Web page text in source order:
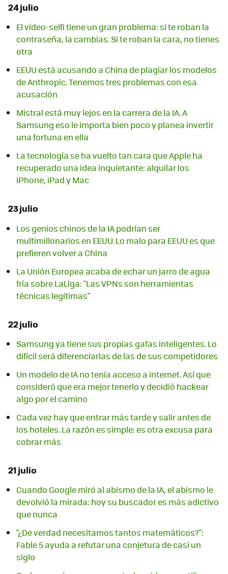
24 julio
El vídeo-selfi tiene un gran problema: si te roban la
contraseña, la cambias. Si te roban la cara, no tienes
otra
EEUU está acusando a China de plagiar los modelos
de Anthropic. Tenemos tres problemas con esa
acusación
Mistral está muy lejos en la carrera de la IA. A
Samsung eso le importa bien poco y planea invertir
una fortuna en ella
La tecnología se ha vuelto tan cara que Apple ha
recuperado una idea inquietante: alquilar los
iPhone, iPad y Mac
23 julio
Los genios chinos de la IA podrían ser
multimillonarios en EEUU. Lo malo para EEUU es que
prefieren volver a China
La Unión Europea acaba de echar un jarro de agua
fría sobre LaLiga: "Las VPNs son herramientas
técnicas legítimas"
22 julio
Samsung ya tiene sus propias gafas inteligentes. Lo
difícil será diferenciarlas de las de sus competidores
Un modelo de IA no tenía acceso a internet. Así que
consideró que era mejor tenerlo y decidió hackear
algo por el camino
Cada vez hay que entrar más tarde y salir antes de
los hoteles. La razón es simple: es otra excusa para
cobrar más
21 julio
Cuando Google miró al abismo de la IA, el abismo le
devolvió la mirada: hoy su buscador es más adictivo
que nunca
"¿De verdad necesitamos tantos matemáticos?":
Fable 5 ayuda a refutar una conjetura de casi un
siglo